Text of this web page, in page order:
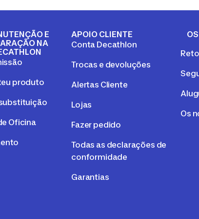
E
NA
produto
Oficina
APOIO CLIENTE
Conta Decathlon
Trocas e devoluções
Alertas Cliente
Lojas
Fazer pedido
Todas as declarações de
conformidade
Garantias
Os